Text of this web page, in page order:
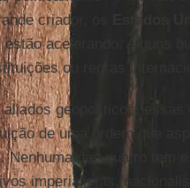
criador, os Estados
acelerando. Alguns
ou regras
aliados geopolíticos,
de uma ordem que
das quatro tem
imperialistas,